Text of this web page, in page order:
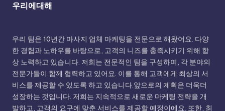
우리에대해
우리 팀은 10년간 마사지 업체 마케팅을 전문으로 해왔어요. 다양
한 경험과 노하우를 바탕으로, 고객의 니즈를 충족시키기 위해 항
상 노력하고 있습니다. 저희는 전문적인 팀을 구성하여, 각 분야의
전문가들이 함께 협력하고 있어요. 이를 통해 고객에게 최상의 서
비스를 제공할 수 있도록 하고 있습니다.앞으로의 계획은 더욱더
성장하는 것입니다. 저희는 지속적으로 새로운 마케팅 전략을 개
발하고, 고객의 요구에 맞춘 서비스를 제공할 예정이에요. 또한, 최